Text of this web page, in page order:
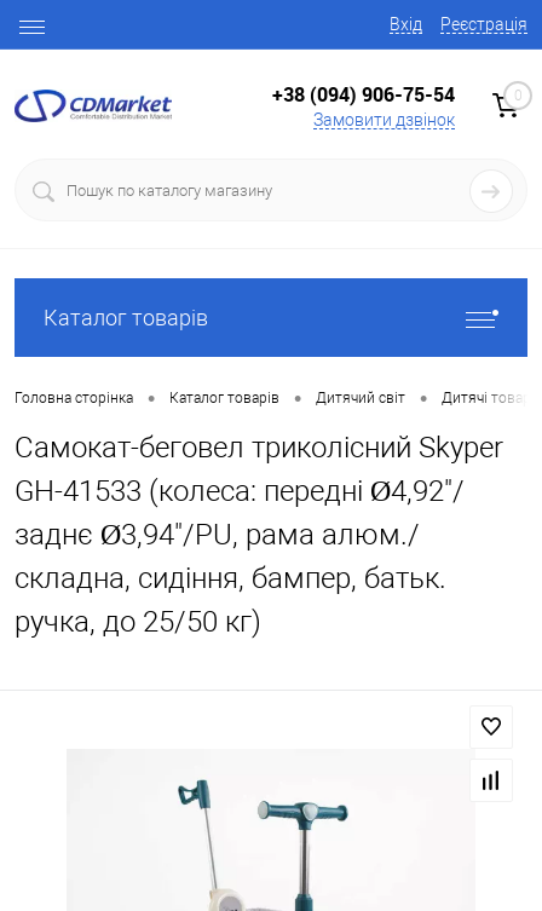
Вхід Реєстрація
+38 (094) 906-75-54
Замовити дзвінок
0
Каталог товарів
Головна сторінка • Каталог товарів • Дитячий світ • Дитячі
Самокат-беговел триколісний Skyper
GH-41533 (колеса: передні Ø4,92"/
заднє Ø3,94"/PU, рама алюм./
складна, сидіння, бампер, батьк.
ручка, до 25/50 кг)